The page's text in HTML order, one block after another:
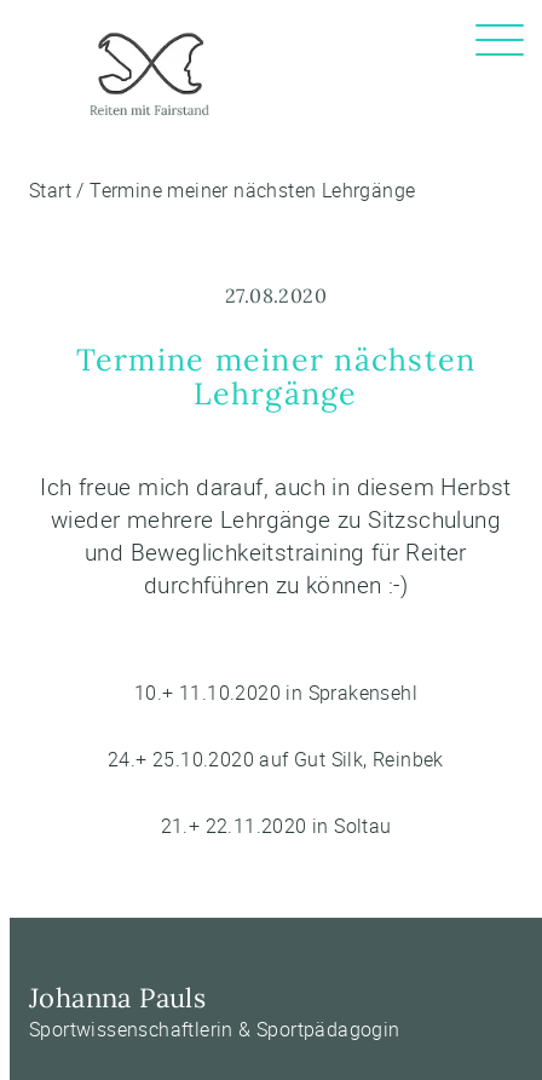
Start/Termine meiner nächsten Lehrgänge
27.08.2020
Termine meiner nächsten
Lehrgänge
Ich freue mich darauf, auch in diesem Herbst
wieder mehrere Lehrgänge zu Sitzschulung
und Beweglichkeitstraining für Reiter
durchführen zu können :-)
10.+ 11.10.2020 in Sprakensehl
24.+ 25.10.2020 auf Gut Silk, Reinbek
21.+ 22.11.2020 in Soltau
Johanna Pauls
Sportwissenschaftlerin & Sportpädagogin